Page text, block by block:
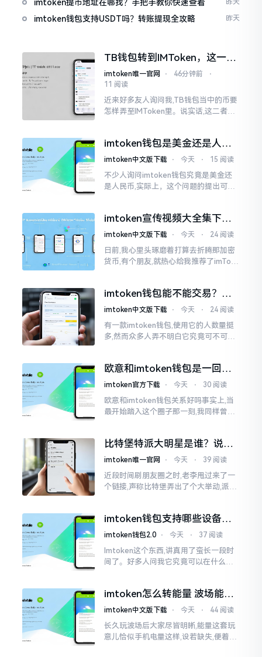
imtoken提币地址在哪找？手把手教你快速查看 昨天
imtoken钱包支持USDT吗？转账提现全攻略 昨天
TB钱包转到IMToken，这一步
别走错
imtoken唯一官网 ⋅ 46分钟前
⋅
11 阅读
近来好多友人询问我,TB钱包当中的币要
怎样弄至IMToken里。说实话,这二者皆
就迷糊了
imtoken钱包是美金还是人民
币？其实它是个“多面手”
imtoken中文版下载 ⋅ 今天 ⋅ 15 阅读
不少人询问imtoken钱包究竟是美金还
是人民币,实际上，这个问题的提出可谓
一个“钱包”而已
imtoken宣传视频大全集下
载，新手看完就懂怎么用
imtoken中文版下载 ⋅ 今天 ⋅ 24 阅读
日前,我心里头琢磨着打算去折腾那加密
货币,有个朋友,就热心给我推荐了imTok
imtoken钱包能不能交易？一
文说清楚
imtoken中文版下载 ⋅ 今天 ⋅ 24 阅读
有一款imtoken钱包,使用它的人数量挺
多,然而众多人弄不明白它究竟可不可以
存钱罐与菜市场那般
欧意和imtoken钱包是一回事
吗？搞清楚了再装钱包
imtoken官方下载 ⋅ 今天 ⋅ 30 阅读
欧意和imtoken钱包关系好吗事实上,当
最开始踏入这个圈子那一刻,我同样曾因
推移才逐渐明晰
比特堡特派大明星是谁？说实
话，我真没搞明白
imtoken唯一官网 ⋅ 今天 ⋅ 39 阅读
近段时间刷朋友圈之时,老李甩过来了一
个链接,声称比特堡弄出了个大举动,派遣
磅”、“首发”、“独家”
imtoken钱包支持哪些设备？
手机电脑都能用
imtoken钱包2.0 ⋅ 今天 ⋅ 37 阅读
Imtoken这个东西,讲真用了蛮长一段时
间了。好多人问我它究竟可以在什么设
给予支持
imtoken怎么转能量 波场能量
转换教程
imtoken中文版下载 ⋅ 今天 ⋅ 44 阅读
长久玩波场后大家尽皆明晰,能量这套玩
意儿恰似手机电量这样,设若缺失,便着实